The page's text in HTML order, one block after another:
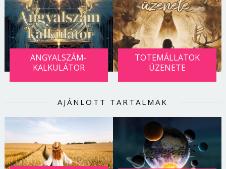
ANGYALSZÁM-
KALKULÁTOR
TOTEMÁLLATOK
ÜZENETE
AJÁNLOTT TARTALMAK